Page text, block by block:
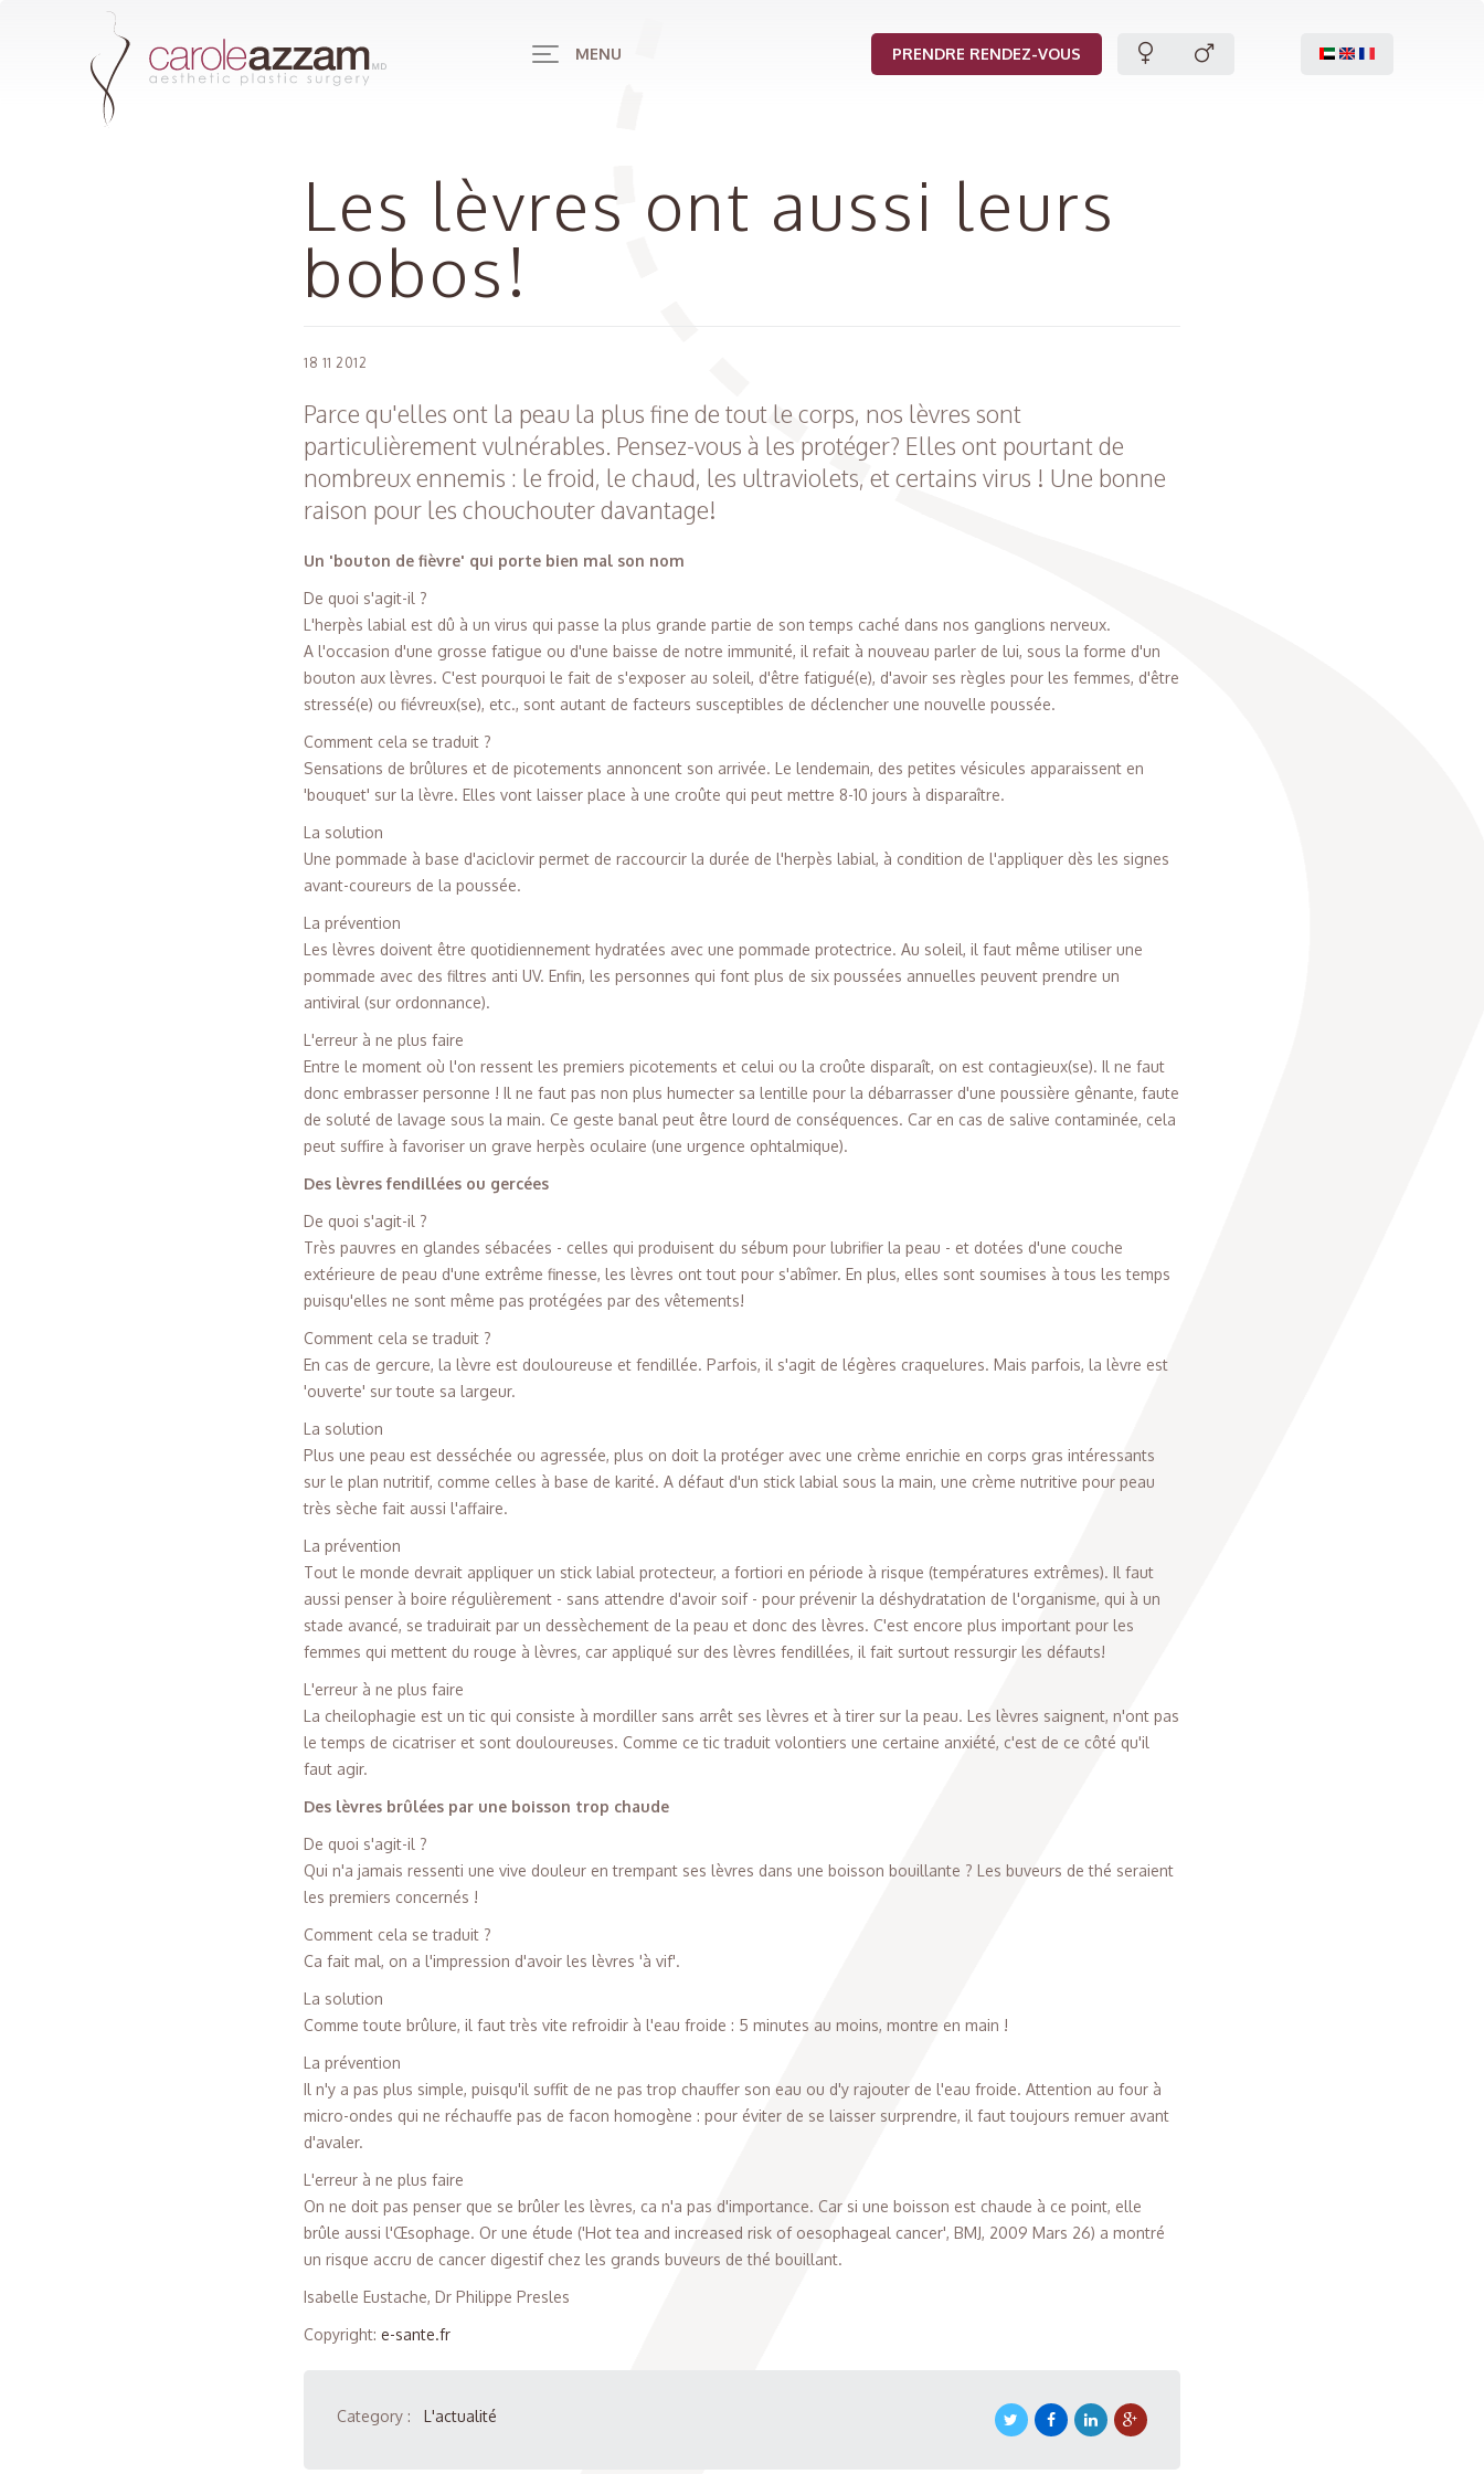
MENU PRENDRE RENDEZ-VOUS
Les lèvres ont aussi leurs
bobos!
18 11 2012
Parce qu'elles ont la peau la plus fine de tout le corps, nos lèvres sont
particulièrement vulnérables. Pensez-vous à les protéger? Elles ont pourtant de
nombreux ennemis : le froid, le chaud, les ultraviolets, et certains virus ! Une bonne
raison pour les chouchouter davantage!
Un 'bouton de fièvre' qui porte bien mal son nom
De quoi s'agit-il ?
L'herpès labial est dû à un virus qui passe la plus grande partie de son temps caché dans nos ganglions nerveux.
A l'occasion d'une grosse fatigue ou d'une baisse de notre immunité, il refait à nouveau parler de lui, sous la forme d'un
bouton aux lèvres. C'est pourquoi le fait de s'exposer au soleil, d'être fatigué(e), d'avoir ses règles pour les femmes, d'être
stressé(e) ou fiévreux(se), etc., sont autant de facteurs susceptibles de déclencher une nouvelle poussée.
Comment cela se traduit ?
Sensations de brûlures et de picotements annoncent son arrivée. Le lendemain, des petites vésicules apparaissent en
'bouquet' sur la lèvre. Elles vont laisser place à une croûte qui peut mettre 8-10 jours à disparaître.
La solution
Une pommade à base d'aciclovir permet de raccourcir la durée de l'herpès labial, à condition de l'appliquer dès les signes
avant-coureurs de la poussée.
La prévention
Les lèvres doivent être quotidiennement hydratées avec une pommade protectrice. Au soleil, il faut même utiliser une
pommade avec des filtres anti UV. Enfin, les personnes qui font plus de six poussées annuelles peuvent prendre un
antiviral (sur ordonnance).
L'erreur à ne plus faire
Entre le moment où l'on ressent les premiers picotements et celui ou la croûte disparaît, on est contagieux(se). Il ne faut
donc embrasser personne ! Il ne faut pas non plus humecter sa lentille pour la débarrasser d'une poussière gênante, faute
de soluté de lavage sous la main. Ce geste banal peut être lourd de conséquences. Car en cas de salive contaminée, cela
peut suffire à favoriser un grave herpès oculaire (une urgence ophtalmique).
Des lèvres fendillées ou gercées
De quoi s'agit-il ?
Très pauvres en glandes sébacées - celles qui produisent du sébum pour lubrifier la peau - et dotées d'une couche
extérieure de peau d'une extrême finesse, les lèvres ont tout pour s'abîmer. En plus, elles sont soumises à tous les temps
puisqu'elles ne sont même pas protégées par des vêtements!
Comment cela se traduit ?
En cas de gercure, la lèvre est douloureuse et fendillée. Parfois, il s'agit de légères craquelures. Mais parfois, la lèvre est
'ouverte' sur toute sa largeur.
La solution
Plus une peau est desséchée ou agressée, plus on doit la protéger avec une crème enrichie en corps gras intéressants
sur le plan nutritif, comme celles à base de karité. A défaut d'un stick labial sous la main, une crème nutritive pour peau
très sèche fait aussi l'affaire.
La prévention
Tout le monde devrait appliquer un stick labial protecteur, a fortiori en période à risque (températures extrêmes). Il faut
aussi penser à boire régulièrement - sans attendre d'avoir soif - pour prévenir la déshydratation de l'organisme, qui à un
stade avancé, se traduirait par un dessèchement de la peau et donc des lèvres. C'est encore plus important pour les
femmes qui mettent du rouge à lèvres, car appliqué sur des lèvres fendillées, il fait surtout ressurgir les défauts!
L'erreur à ne plus faire
La cheilophagie est un tic qui consiste à mordiller sans arrêt ses lèvres et à tirer sur la peau. Les lèvres saignent, n'ont pas
le temps de cicatriser et sont douloureuses. Comme ce tic traduit volontiers une certaine anxiété, c'est de ce côté qu'il
faut agir.
Des lèvres brûlées par une boisson trop chaude
De quoi s'agit-il ?
Qui n'a jamais ressenti une vive douleur en trempant ses lèvres dans une boisson bouillante ? Les buveurs de thé seraient
les premiers concernés !
Comment cela se traduit ?
Ca fait mal, on a l'impression d'avoir les lèvres 'à vif'.
La solution
Comme toute brûlure, il faut très vite refroidir à l'eau froide : 5 minutes au moins, montre en main !
La prévention
Il n'y a pas plus simple, puisqu'il suffit de ne pas trop chauffer son eau ou d'y rajouter de l'eau froide. Attention au four à
micro-ondes qui ne réchauffe pas de facon homogène : pour éviter de se laisser surprendre, il faut toujours remuer avant
d'avaler.
L'erreur à ne plus faire
On ne doit pas penser que se brûler les lèvres, ca n'a pas d'importance. Car si une boisson est chaude à ce point, elle
brûle aussi l'Œsophage. Or une étude ('Hot tea and increased risk of oesophageal cancer', BMJ, 2009 Mars 26) a montré
un risque accru de cancer digestif chez les grands buveurs de thé bouillant.
Isabelle Eustache, Dr Philippe Presles
Copyright:e-sante.fr
Category : L'actualité